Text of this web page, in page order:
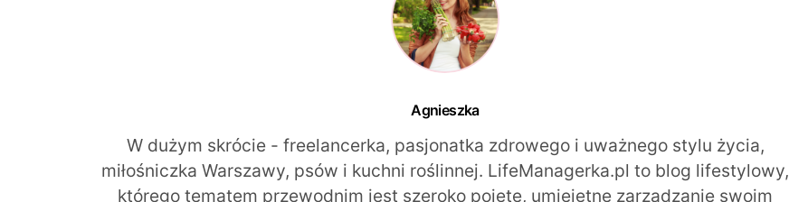
Agnieszka
W dużym skrócie - freelancerka, pasjonatka zdrowego i uważnego stylu życia,
miłośniczka Warszawy, psów i kuchni roślinnej. LifeManagerka.pl to blog lifestylowy,
którego tematem przewodnim jest szeroko pojęte, umiejętne zarządzanie swoim